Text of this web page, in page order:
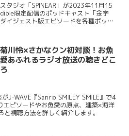
タジオ「SPINEAR」が2023年11月15
限定配信のポッドキャスト「金字
イジェスト版エピソードを各種ポッド
菊川怜×さかなクン初対談！お魚
愛あふれるラジオ放送の聴きどこ
ろ
J-WAVE『Sanrio SMILEY SMILE』で4
ピソードやお魚愛の原点、建築×海洋
視聴方法を詳しく紹介します。